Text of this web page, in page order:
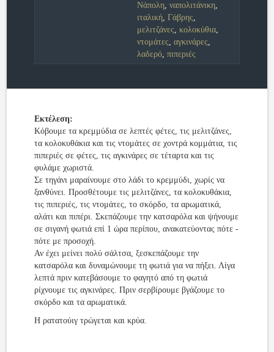
Νάπολη, ναπολιτάνικη,
ιταλική, Γάβρης,
μελιτζάνες, κολοκύθια,
ντομάτες, αγκινάρες,
λαδερό, πιπεριές
Εκτέλεση:
Κόβουμε τα κρεμμύδια σε λεπτές φέτες, τις μελιτζάνες,
τα κολοκυθάκια και τις ντομάτες σε χοντρά κομμάτια, τις
πιπεριές σε φέτες, τις αγκινάρες σε τέταρτα και τις
φυλάμε χωριστά.
Σε τηγάνι μαραίνουμε στο λάδι το κρεμμύδι, χωρίς να
ξανθύνει. Προσθέτουμε τις μελιτζάνες, τα κολοκυθάκια,
τις πιπεριές, τις ντομάτες, το σκόρδο, τα αρωματικά,
αλάτι και πιπέρι. Σκεπάζουμε την κατσαρόλα και ψήνουμε
σε σιγανή φωτιά επί 1 ώρα περίπου, ανακατεύοντας πότε -
πότε με προσοχή.
Αν έχει μείνει πολύ σάλτσα, ξεσκεπάζουμε την
κατσαρόλα και δυναμώνουμε τη φωτιά για να πήξει. Λίγα
λεπτά πριν κατεβάσουμε το φαγητό από τη φωτιά
ρίχνουμε τις αγκινάρες. Πριν σερβίρουμε βγάζουμε το
σκόρδο και τα αρωματικά.
Η ρατατούιγ τρώγεται και κρύα.